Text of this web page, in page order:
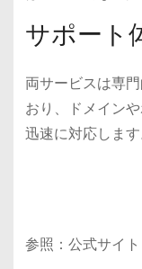
サポート
両サービスは専
おり、ドメイン
迅速に対応します
参照：公式サイト